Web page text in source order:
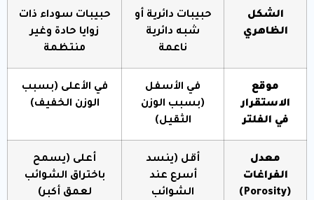
الشكل
الظاهري
حبيبات دائرية أو
شبه دائرية
ناعمة
حبيبات سوداء ذات
زوايا حادة وغير
منتظمة
موقع
الاستقرار
في الفلتر
في الأسفل
(بسبب الوزن
الثقيل)
في الأعلى (بسبب
الوزن الخفيف)
معدل
الفراغات
(Porosity)
أقل (ينسد
أسرع عند
الشوائب
أعلى (يسمح
باختراق الشوائب
لعمق أكبر)